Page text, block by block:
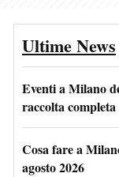
Ultime News
Eventi a Milano
raccolta completa
Cosa fare a
agosto 2026